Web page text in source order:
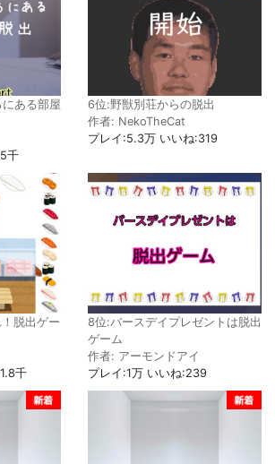
ある部屋
千
6位:野獣別荘からの脱出
作者: NekoTheCat
プレイ:5.3万 いいね:319
脱出ゲー
千
8位:バースデイプレゼントは脱出
ゲーム
作者: アーモンドアイ
プレイ:1万 いいね:239